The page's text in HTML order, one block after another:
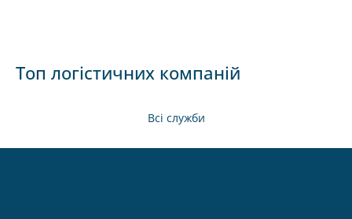
Топ логістичних компаній
Всі служби